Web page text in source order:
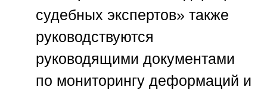
судебных экспертов» также
руководствуются
руководящими документами
по мониторингу деформаций и